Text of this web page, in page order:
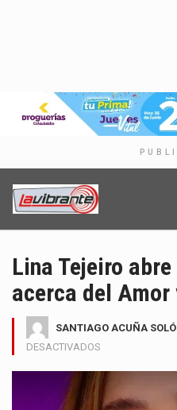
Lina Tejeiro
acerca del Amor
SANTIAGO ACUÑA
DESACTIVADOS
ABRE